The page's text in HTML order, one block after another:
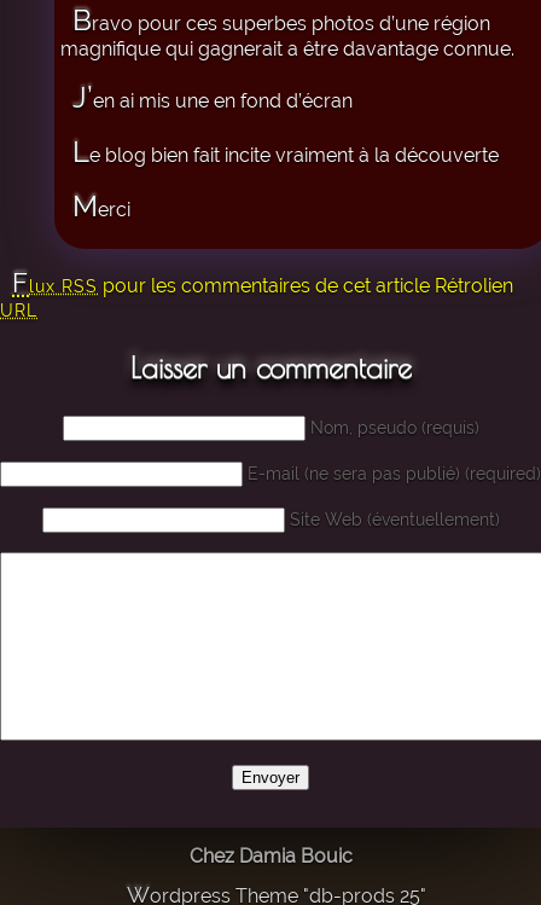
Bravo pour ces superbes photos d’une région
magnifique qui gagnerait a être davantage connue.
J’en ai mis une en fond d’écran
Le blog bien fait incite vraiment à la découverte
Merci
Flux RSS pour les commentaires de cet article Rétrolien
URL
Laisser un commentaire
Nom, pseudo (requis)
E-mail (ne sera pas publié) (required)
Site Web (éventuellement)
Chez Damia Bouic
Wordpress Theme "db-prods 25"